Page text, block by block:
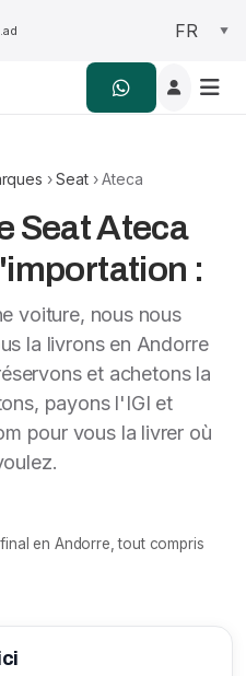
›Seat› Ateca
Seat Ateca
:
voiture, nous nous
la livrons en Andorre
et achetons la
payons l'IGI et
pour vous la livrer où
en Andorre, tout compris